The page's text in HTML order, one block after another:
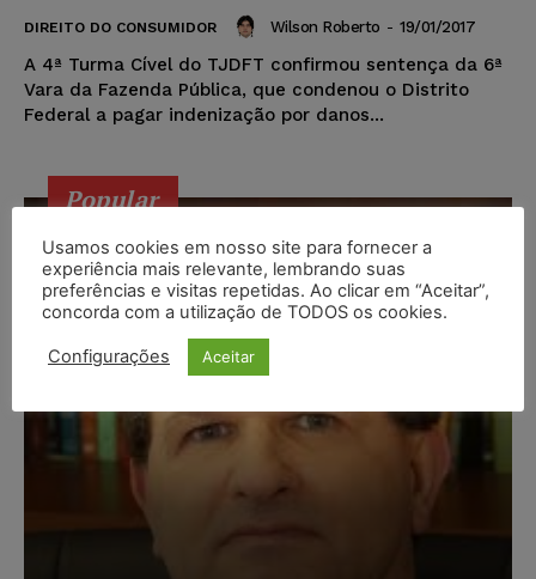
DIREITO DO CONSUMIDOR Wilson Roberto - 19/01/2017
A 4ª Turma Cível do TJDFT confirmou sentença da 6ª
Vara da Fazenda Pública, que condenou o Distrito
Federal a pagar indenização por danos...
Popular
Usamos cookies em nosso site para fornecer a
experiência mais relevante, lembrando suas
preferências e visitas repetidas. Ao clicar em “Aceitar”,
concorda com a utilização de TODOS os cookies.
Configurações Aceitar